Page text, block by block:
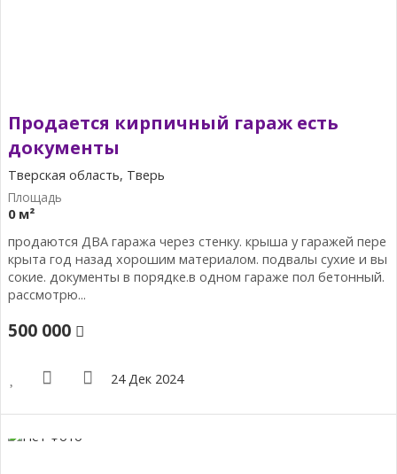
Продается кирпичный гараж есть
документы
Тверская область, Тверь
0 м²
продаются ДВА гаража через стенку. крыша у гаражей пере
крыта год назад хорошим материалом. подвалы сухие и вы
сокие. документы в порядке.в одном гараже пол бетонный.
рассмотрю...
500 000
24 Дек 2024